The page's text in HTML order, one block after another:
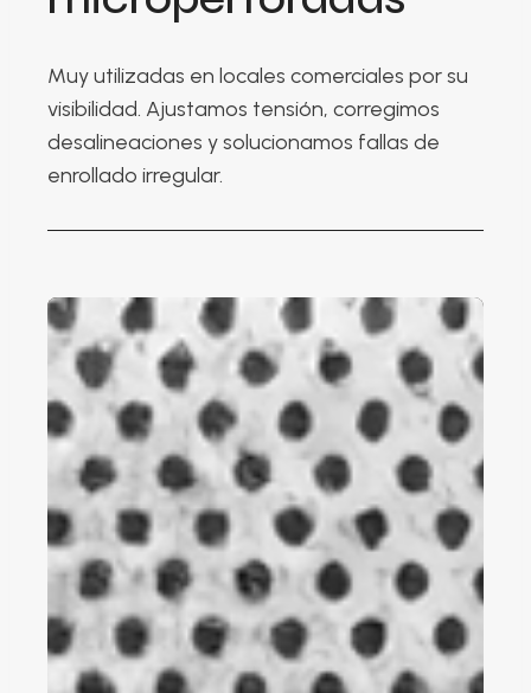
Muy utilizadas en locales comerciales por su
visibilidad. Ajustamos tensión, corregimos
desalineaciones y solucionamos fallas de
enrollado irregular.